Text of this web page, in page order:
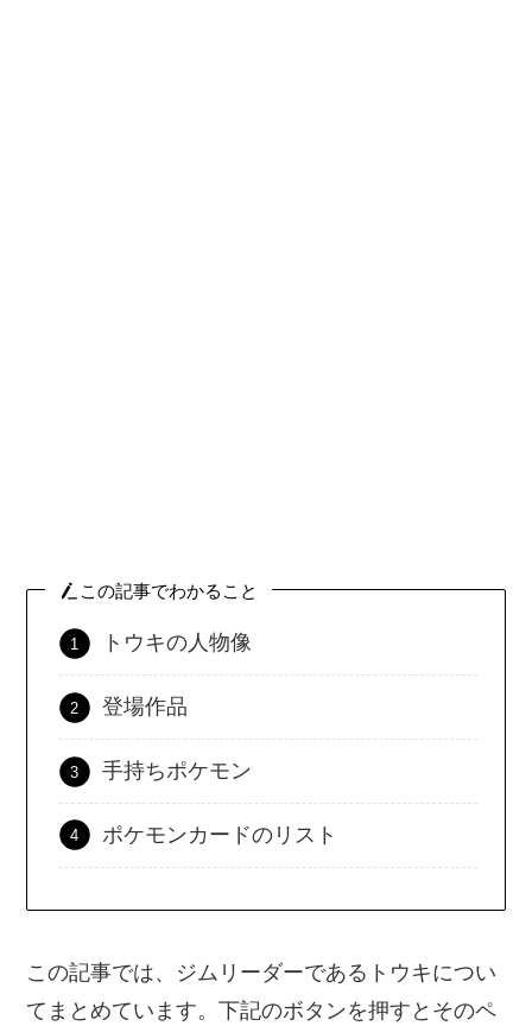
この記事でわかること
トウキの人物像
登場作品
手持ちポケモン
ポケモンカードのリスト
この記事では、ジムリーダーであるトウキについ
てまとめています。下記のボタンを押すとそのペ